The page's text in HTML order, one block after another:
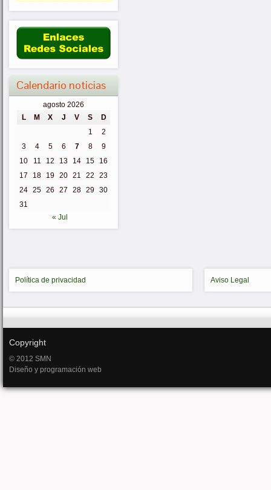
Calendario noticias
agosto 2026
L
M X J V S
D
1
2
3
4 5 6 7 8
9
10
11 12 13 14 15
16
17
18 19 20 21 22
23
24 25 26 27 28 29 30
31
« Jul
Política de privacidad Aviso Legal
Copyright
© 2012 SMN
Diseño y programación web